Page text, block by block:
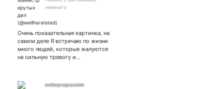
немного
также любовь шутить и
пунктуацию 🚀✨
Очень показательная картинка, на
самом деле Я встречаю по жизни
много людей, которые жалуются
на сильную тревогу и…
к҉и҉б҉е҉р҉п҉а҉р҉а҉н҉о҉й҉я҉